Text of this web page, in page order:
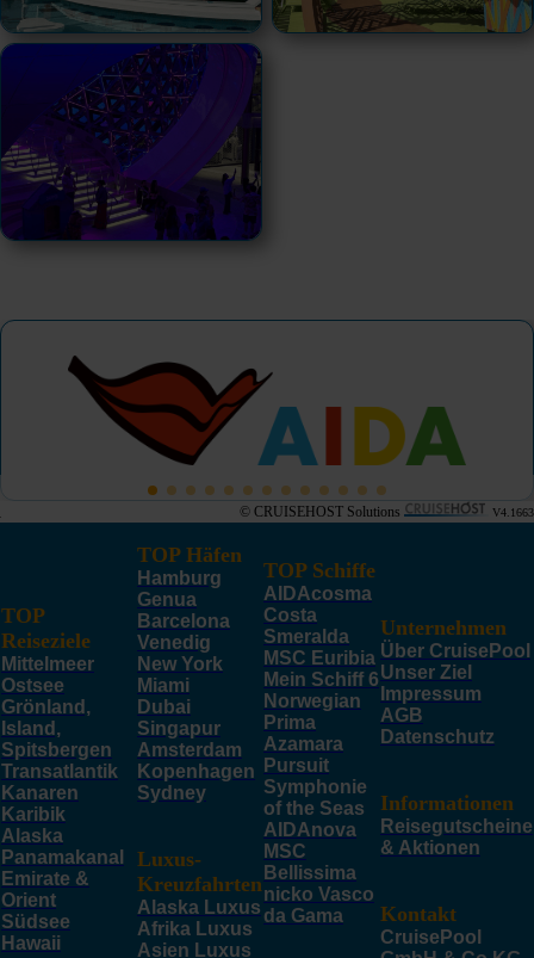
© CRUISEHOST Solutions V4.1663
TOP
Reiseziele
Mittelmeer
Ostsee
Grönland,
Island,
Spitsbergen
Transatlantik
Kanaren
Karibik
Alaska
Panamakanal
Emirate &
Orient
Südsee
Hawaii
TOP Häfen
Hamburg
Genua
Barcelona
Venedig
New York
Miami
Dubai
Singapur
Amsterdam
Kopenhagen
Sydney
Luxus-
Kreuzfahrten
Alaska Luxus
Afrika Luxus
Asien Luxus
TOP Schiffe
AIDAcosma
Costa
Smeralda
MSC Euribia
Mein Schiff 6
Norwegian
Prima
Azamara
Pursuit
Symphonie
of the Seas
AIDAnova
MSC
Bellissima
nicko Vasco
da Gama
Unternehmen
Über CruisePool
Unser Ziel
Impressum
AGB
Datenschutz
Informationen
Reisegutscheine
& Aktionen
Kontakt
CruisePool